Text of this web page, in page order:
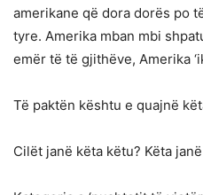
amerikane që dora dorës po
tyre. Amerika mban mbi
emër të të gjithëve, Amerika
Të paktën kështu e quajnë
Cilët janë këta këtu? Këta